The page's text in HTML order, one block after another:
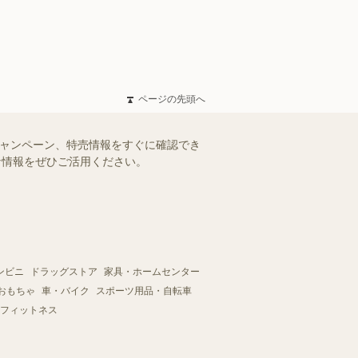
ページの先頭へ
ンペーン、特売情報をすぐに確認でき
報をぜひご活用ください。
ビニ ドラッグストア
家具・ホームセンター
もちゃ
車・バイク
スポーツ用品・自転車
ィットネス